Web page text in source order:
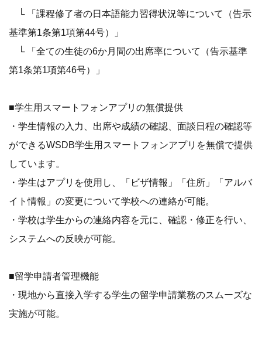
└ 「課程修了者の日本語能力習得状況等について（告示
基準第1条第1項第44号）」
└ 「全ての生徒の6か月間の出席率について（告示基準
第1条第1項第46号）」
■学生用スマートフォンアプリの無償提供
・学生情報の入力、出席や成績の確認、面談日程の確認等
ができるWSDB学生用スマートフォンアプリを無償で提供
しています。
・学生はアプリを使用し、「ビザ情報」「住所」「アルバ
イト情報」の変更について学校への連絡が可能。
・学校は学生からの連絡内容を元に、確認・修正を行い、
システムへの反映が可能。
■留学申請者管理機能
・現地から直接入学する学生の留学申請業務のスムーズな
実施が可能。